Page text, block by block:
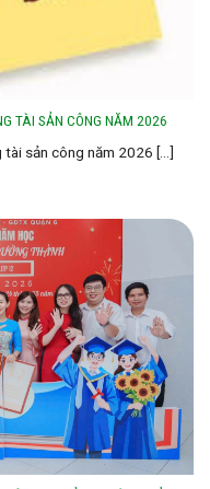
TÀI SẢN CÔNG NĂM 2026
sản công năm 2026 [...]